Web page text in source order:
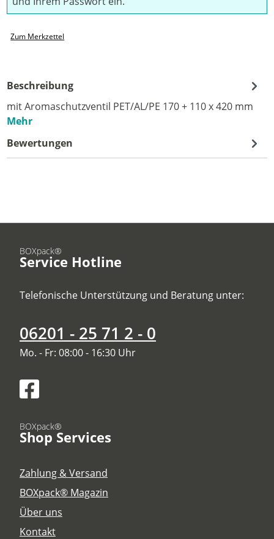
Zum Merkzettel
Beschreibung
mit Aromaschutzventil PET/AL/PE 170 + 110 x 420 mm
Mehr
Bewertungen
BOXpack®
Service Hotline
Telefonische Unterstützung und Beratung unter:
06201 - 25 71 2 - 0
Mo. - Fr: 08:00 - 16:30 Uhr
BOXpack®
Shop Services
Zahlung & Versand
BOXpack® Magazin
Über uns
Kontakt